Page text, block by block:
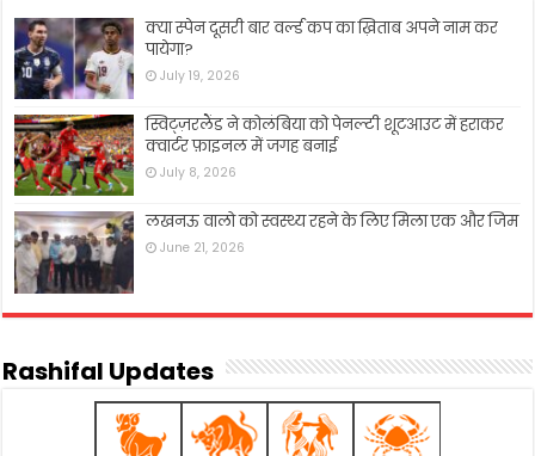
क्या स्पेन दूसरी बार वर्ल्ड कप का ख़िताब अपने नाम कर
पायेगा?
July 19, 2026
स्विट्ज़रलैंड ने कोलंबिया को पेनल्टी शूटआउट में हराकर
क्वार्टर फ़ाइनल में जगह बनाई
July 8, 2026
लखनऊ वालो को स्वस्थ्य रहने के लिए मिला एक और जिम
June 21, 2026
Rashifal Updates